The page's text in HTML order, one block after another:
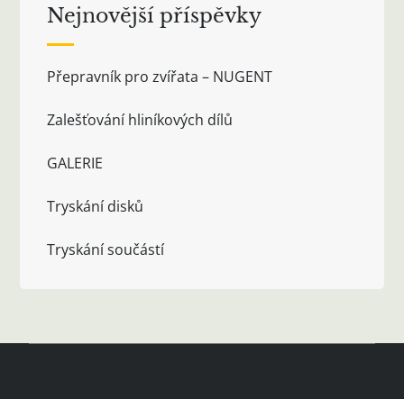
Nejnovější příspěvky
Přepravník pro zvířata – NUGENT
Zalešťování hliníkových dílů
GALERIE
Tryskání disků
Tryskání součástí